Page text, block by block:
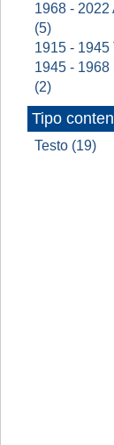
1968 - 2022
(5)
1915 - 1945
1945 -
(2)
Tipo
Testo (19)